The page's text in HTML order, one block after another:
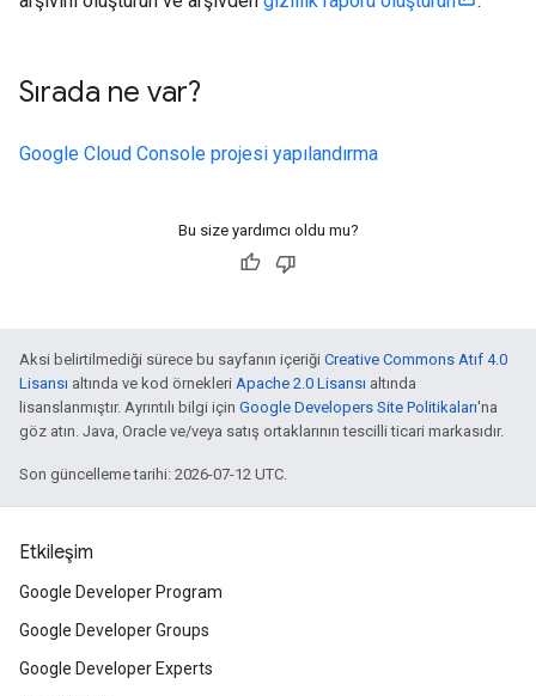
Sırada ne var?
Google Cloud Console projesi yapılandırma
Bu size yardımcı oldu mu?
Aksi belirtilmediği sürece bu sayfanın içeriği Creative Commons Atıf 4.0
Lisansı altında ve kod örnekleri Apache 2.0 Lisansı altında
lisanslanmıştır. Ayrıntılı bilgi için Google Developers Site Politikaları'na
göz atın. Java, Oracle ve/veya satış ortaklarının tescilli ticari markasıdır.
Son güncelleme tarihi: 2026-07-12 UTC.
Etkileşim
Google Developer Program
Google Developer Groups
Google Developer Experts